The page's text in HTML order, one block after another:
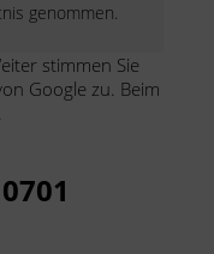
genommen.
stimmen Sie
Google zu. Beim